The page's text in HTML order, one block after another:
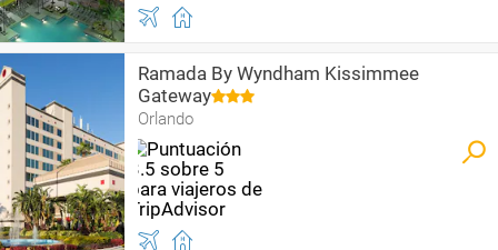
Ramada By Wyndham Kissimmee
Gateway
Orlando